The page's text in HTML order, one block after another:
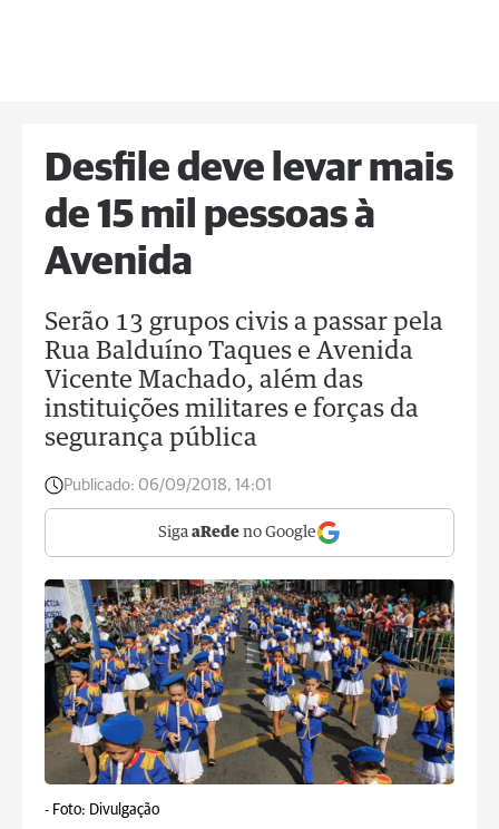
Desfile deve levar mais
de 15 mil pessoas à
Avenida
Serão 13 grupos civis a passar pela
Rua Balduíno Taques e Avenida
Vicente Machado, além das
instituições militares e forças da
segurança pública
Publicado: 06/09/2018, 14:01
Siga aRede no Google
- Foto: Divulgação